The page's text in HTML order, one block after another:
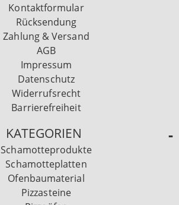
Kontaktformular
Rücksendung
Zahlung & Versand
AGB
Impressum
Datenschutz
Widerrufsrecht
Barrierefreiheit
KATEGORIEN
Schamotteprodukte
Schamotteplatten
Ofenbaumaterial
Pizzasteine